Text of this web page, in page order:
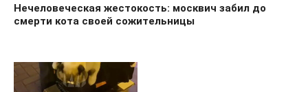
Нечеловеческая жестокость: москвич забил до
смерти кота своей сожительницы